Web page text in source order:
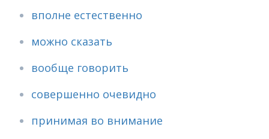
вполне естественно
можно сказать
вообще говорить
совершенно очевидно
принимая во внимание